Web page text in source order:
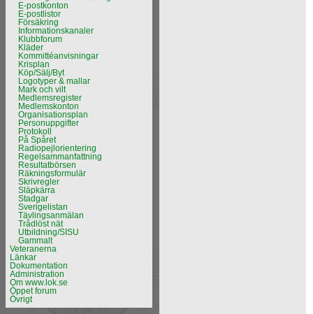
E-postkonton
E-postlistor
Försäkring
Informationskanaler
Klubbforum
Kläder
Kommittéanvisningar
Krisplan
Köp/Sälj/Byt
Logotyper & mallar
Mark och vilt
Medlemsregister
Medlemskonton
Organisationsplan
Personuppgifter
Protokoll
På Spåret
Radiopejlorientering
Regelsammanfattning
Resultatbörsen
Räkningsformulär
Skrivregler
Släpkärra
Stadgar
Sverigelistan
Tävlingsanmälan
Trådlöst nät
Utbildning/SISU
Gammalt
Veteranerna
Länkar
Dokumentation
Administration
Om www.lok.se
Öppet forum
Övrigt